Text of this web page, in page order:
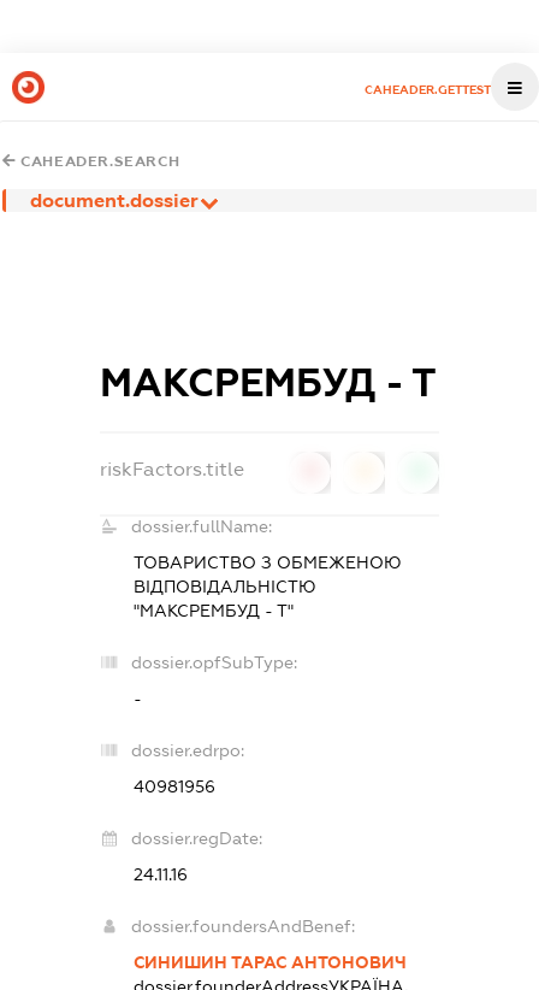
CAHEADER.GETTEST
CAHEADER.SEARCH
document.dossier
МАКСРЕМБУД - Т
riskFactors.title
dossier.fullName:
ТОВАРИСТВО З ОБМЕЖЕНОЮ
ВІДПОВІДАЛЬНІСТЮ
"МАКСРЕМБУД - Т"
dossier.opfSubType:
-
dossier.edrpo:
40981956
dossier.regDate:
24.11.16
dossier.foundersAndBenef:
СИНИШИН ТАРАС АНТОНОВИЧ
dossier.founderAddressУКРАЇНА,